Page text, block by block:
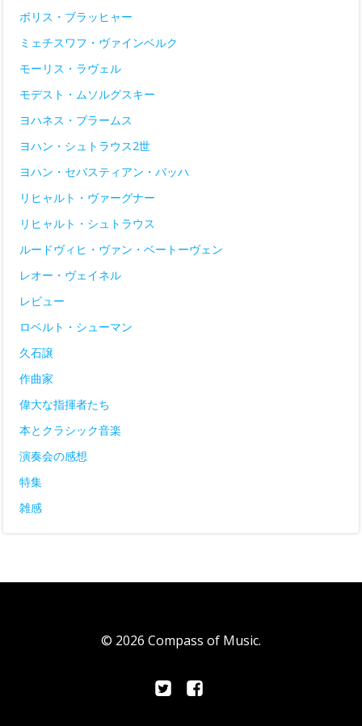
ボリス・ブラッヒャー
ミェチスワフ・ヴァインベルク
モーリス・ラヴェル
モデスト・ムソルグスキー
ヨハネス・ブラームス
ヨハン・シュトラウス2世
ヨハン・セバスティアン・バッハ
リヒャルト・ヴァーグナー
リヒャルト・シュトラウス
ルードヴィヒ・ヴァン・ベートーヴェン
レオー・ヴェイネル
レビュー
ロベルト・シューマン
久石譲
作曲家
偉大な指揮者たち
本とクラシック音楽
演奏会の感想
特集
雑感
© 2026 Compass of Music.